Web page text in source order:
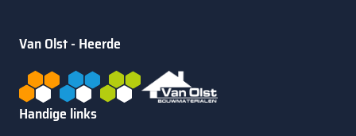
Van Olst - Heerde
Handige links